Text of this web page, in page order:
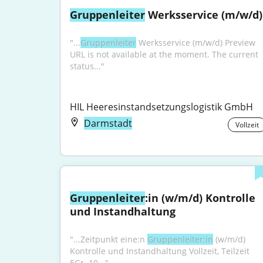
Gruppenleiter Werksservice (m/w/d)
"...Gruppenleiter Werksservice (m/w/d) Preview
URL is not available at the moment. The current
status..."
HIL Heeresinstandsetzungslogistik GmbH
Darmstadt
Vollzeit
Gruppenleiter:in (w/m/d) Kontrolle
und Instandhaltung
"...Zeitpunkt eine:n Gruppenleiter:in (w/m/d)
Kontrolle und Instandhaltung Vollzeit, Teilzeit